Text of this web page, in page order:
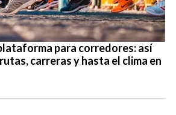
para corredores: así
carreras y hasta el clima en